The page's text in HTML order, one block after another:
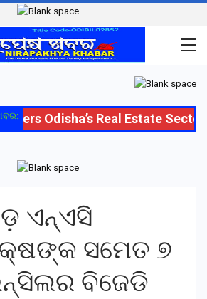
Odisha’s Real Estate Sector
ଏନ୍‌ଏସି
ସମେତ ୭
ବିଜେଡି